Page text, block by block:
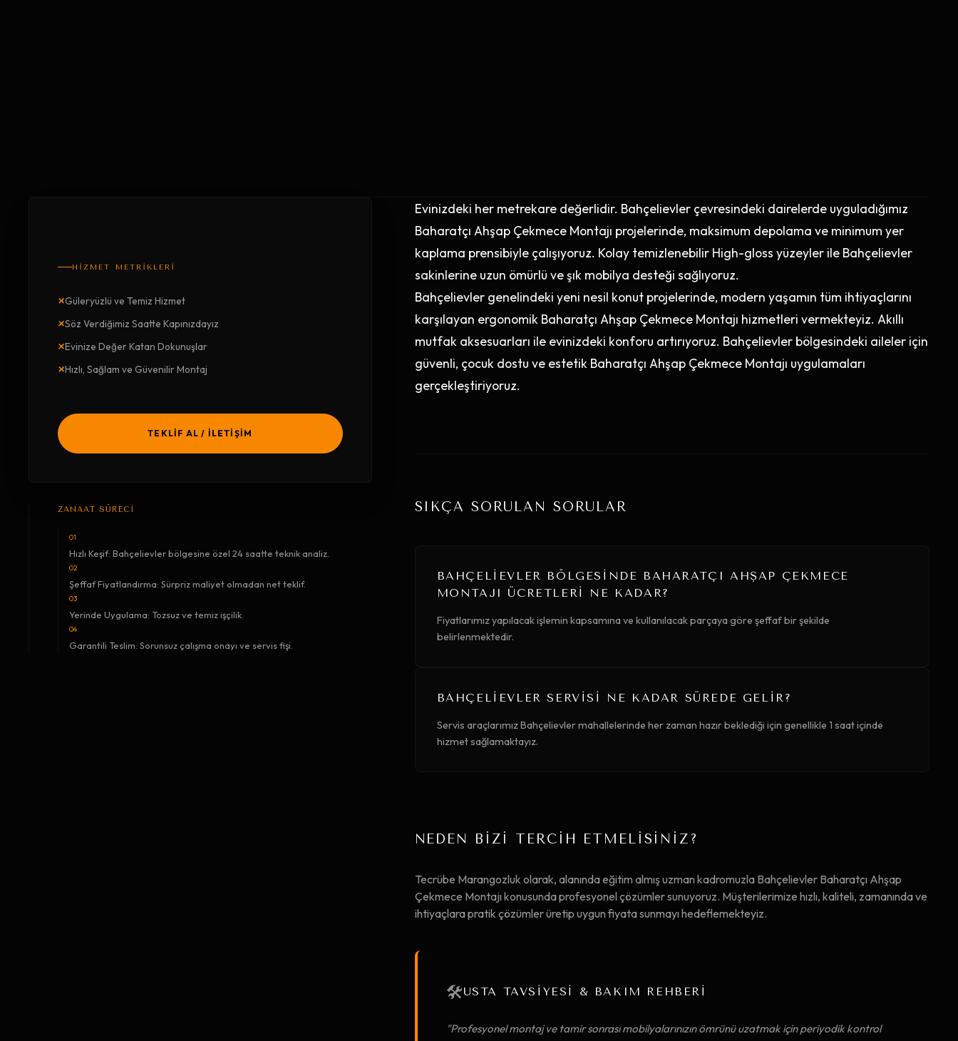
HİZMET METRİKLERİ
×Güleryüzlü ve Temiz Hizmet
×Söz Verdiğimiz Saatte Kapınızdayız
×Evinize Değer Katan Dokunuşlar
×Hızlı, Sağlam ve Güvenilir Montaj
TEKLİF AL / İLETİŞİM
ZANAAT SÜRECİ
01
Hızlı Keşif: Bahçelievler bölgesine özel 24 saatte teknik analiz.
02
Şeffaf Fiyatlandırma: Sürpriz maliyet olmadan net teklif.
03
Yerinde Uygulama: Tozsuz ve temiz işçilik.
04
Garantili Teslim: Sorunsuz çalışma onayı ve servis fişi.
Evinizdeki her metrekare değerlidir. Bahçelievler çevresindeki dairelerde uyguladığımız
Baharatçı Ahşap Çekmece Montajı projelerinde, maksimum depolama ve minimum yer
kaplama prensibiyle çalışıyoruz. Kolay temizlenebilir High-gloss yüzeyler ile Bahçelievler
sakinlerine uzun ömürlü ve şık mobilya desteği sağlıyoruz.
Bahçelievler genelindeki yeni nesil konut projelerinde, modern yaşamın tüm ihtiyaçlarını
karşılayan ergonomik Baharatçı Ahşap Çekmece Montajı hizmetleri vermekteyiz. Akıllı
mutfak aksesuarları ile evinizdeki konforu artırıyoruz. Bahçelievler bölgesindeki aileler için
güvenli, çocuk dostu ve estetik Baharatçı Ahşap Çekmece Montajı uygulamaları
gerçekleştiriyoruz.
SIKÇA SORULAN SORULAR
BAHÇELIEVLER BÖLGESINDE BAHARATÇI AHŞAP ÇEKMECE
MONTAJI ÜCRETLERI NE KADAR?
Fiyatlarımız yapılacak işlemin kapsamına ve kullanılacak parçaya göre şeffaf bir şekilde
belirlenmektedir.
BAHÇELIEVLER SERVISI NE KADAR SÜREDE GELIR?
Servis araçlarımız Bahçelievler mahallelerinde her zaman hazır beklediği için genellikle 1 saat içinde
hizmet sağlamaktayız.
NEDEN BİZİ TERCİH ETMELİSİNİZ?
Tecrübe Marangozluk olarak, alanında eğitim almış uzman kadromuzla Bahçelievler Baharatçı Ahşap
Çekmece Montajı konusunda profesyonel çözümler sunuyoruz. Müşterilerimize hızlı, kaliteli, zamanında ve
ihtiyaçlara pratik çözümler üretip uygun fiyata sunmayı hedeflemekteyiz.
🛠️USTA TAVSİYESİ & BAKIM REHBERİ
"Profesyonel montaj ve tamir sonrası mobilyalarınızın ömrünü uzatmak için periyodik kontrol